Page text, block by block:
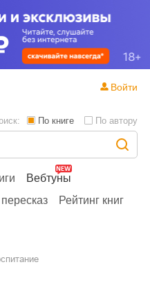
Вебтуны
Рейтинг книг
По книге По автору
Войти